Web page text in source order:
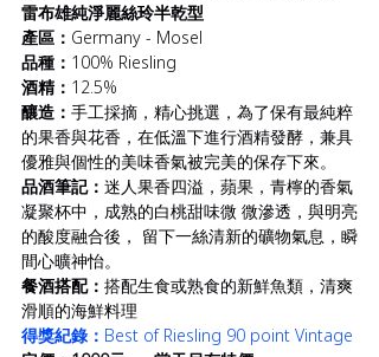
雷布雄純淨麗絲玲半乾型
產區： Germany - Mosel
品種： 100% Riesling
酒精： 12.5%
釀造： 手工採摘，精心挑選，為了保有最純粹
的果香與花香，在低溫下進行酒精發酵，兼具
優雅與個性的美味香氣被完美的保存下來。
品酒筆記： 迷人果香四溢，蘋果，青檸的香氣
凝聚杯中，成熟的白桃甜味微 微滲透，與明亮
的酸度融合後， 留下一絲清新的礦物氣息，瞬
間心曠神怡。
餐酒搭配： 搭配生食或熟食的新鮮魚類，清爽
滑順的海鮮料理
得獎紀錄： Best of Riesling 90 point Vintage